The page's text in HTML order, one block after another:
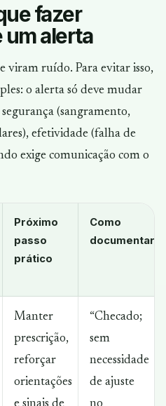
fazer
um alerta
viram ruído. Para evitar isso,
o alerta só deve mudar
(sangramento,
efetividade (falha de
exige comunicação com o
Próximo
passo
prático
Como
documentar
Manter
prescrição,
reforçar
orientações
“Checado;
sem
necessidade
de ajuste